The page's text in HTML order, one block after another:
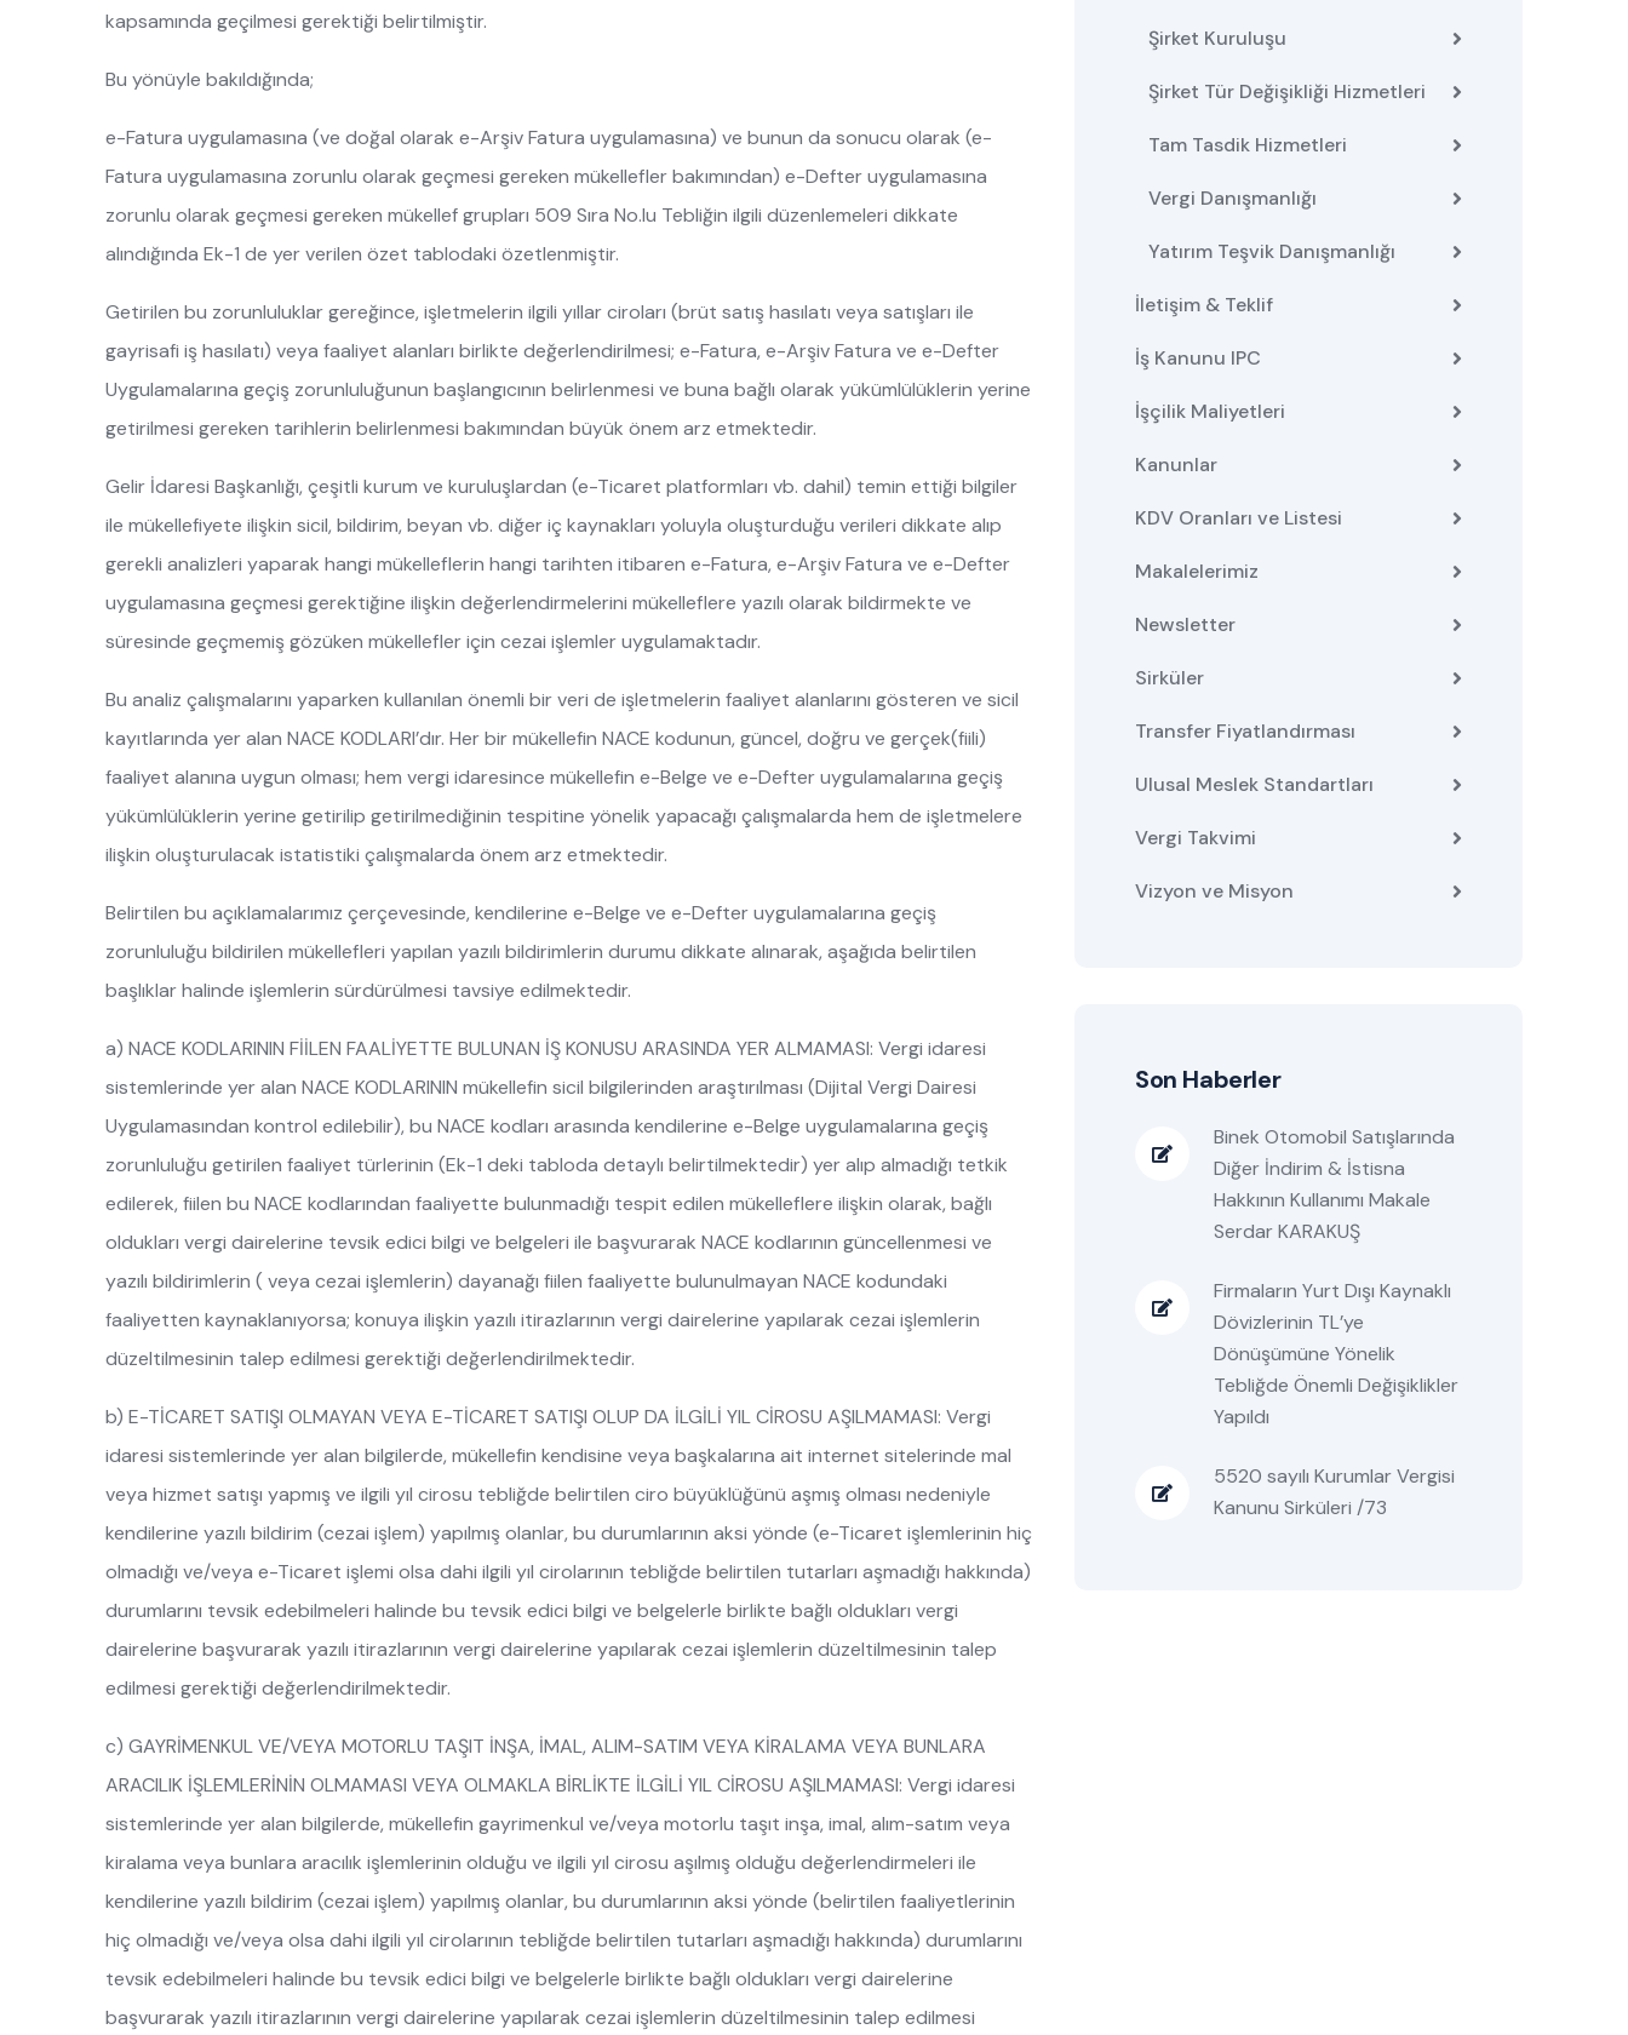
kapsamında geçilmesi gerektiği belirtilmiştir.
Bu yönüyle bakıldığında;
e-Fatura uygulamasına (ve doğal olarak e-Arşiv Fatura uygulamasına) ve bunun da sonucu olarak (e-
Fatura uygulamasına zorunlu olarak geçmesi gereken mükellefler bakımından) e-Defter uygulamasına
zorunlu olarak geçmesi gereken mükellef grupları 509 Sıra No.lu Tebliğin ilgili düzenlemeleri dikkate
alındığında Ek-1 de yer verilen özet tablodaki özetlenmiştir.
Getirilen bu zorunluluklar gereğince, işletmelerin ilgili yıllar ciroları (brüt satış hasılatı veya satışları ile
gayrisafi iş hasılatı) veya faaliyet alanları birlikte değerlendirilmesi; e-Fatura, e-Arşiv Fatura ve e-Defter
Uygulamalarına geçiş zorunluluğunun başlangıcının belirlenmesi ve buna bağlı olarak yükümlülüklerin yerine
getirilmesi gereken tarihlerin belirlenmesi bakımından büyük önem arz etmektedir.
Gelir İdaresi Başkanlığı, çeşitli kurum ve kuruluşlardan (e-Ticaret platformları vb. dahil) temin ettiği bilgiler
ile mükellefiyete ilişkin sicil, bildirim, beyan vb. diğer iç kaynakları yoluyla oluşturduğu verileri dikkate alıp
gerekli analizleri yaparak hangi mükelleflerin hangi tarihten itibaren e-Fatura, e-Arşiv Fatura ve e-Defter
uygulamasına geçmesi gerektiğine ilişkin değerlendirmelerini mükelleflere yazılı olarak bildirmekte ve
süresinde geçmemiş gözüken mükellefler için cezai işlemler uygulamaktadır.
Bu analiz çalışmalarını yaparken kullanılan önemli bir veri de işletmelerin faaliyet alanlarını gösteren ve sicil
kayıtlarında yer alan NACE KODLARI’dır. Her bir mükellefin NACE kodunun, güncel, doğru ve gerçek(fiili)
faaliyet alanına uygun olması; hem vergi idaresince mükellefin e-Belge ve e-Defter uygulamalarına geçiş
yükümlülüklerin yerine getirilip getirilmediğinin tespitine yönelik yapacağı çalışmalarda hem de işletmelere
ilişkin oluşturulacak istatistiki çalışmalarda önem arz etmektedir.
Belirtilen bu açıklamalarımız çerçevesinde, kendilerine e-Belge ve e-Defter uygulamalarına geçiş
zorunluluğu bildirilen mükellefleri yapılan yazılı bildirimlerin durumu dikkate alınarak, aşağıda belirtilen
başlıklar halinde işlemlerin sürdürülmesi tavsiye edilmektedir.
a) NACE KODLARININ FİİLEN FAALİYETTE BULUNAN İŞ KONUSU ARASINDA YER ALMAMASI: Vergi idaresi
sistemlerinde yer alan NACE KODLARININ mükellefin sicil bilgilerinden araştırılması (Dijital Vergi Dairesi
Uygulamasından kontrol edilebilir), bu NACE kodları arasında kendilerine e-Belge uygulamalarına geçiş
zorunluluğu getirilen faaliyet türlerinin (Ek-1 deki tabloda detaylı belirtilmektedir) yer alıp almadığı tetkik
edilerek, fiilen bu NACE kodlarından faaliyette bulunmadığı tespit edilen mükelleflere ilişkin olarak, bağlı
oldukları vergi dairelerine tevsik edici bilgi ve belgeleri ile başvurarak NACE kodlarının güncellenmesi ve
yazılı bildirimlerin ( veya cezai işlemlerin) dayanağı fiilen faaliyette bulunulmayan NACE kodundaki
faaliyetten kaynaklanıyorsa; konuya ilişkin yazılı itirazlarının vergi dairelerine yapılarak cezai işlemlerin
düzeltilmesinin talep edilmesi gerektiği değerlendirilmektedir.
b) E-TİCARET SATIŞI OLMAYAN VEYA E-TİCARET SATIŞI OLUP DA İLGİLİ YIL CİROSU AŞILMAMASI: Vergi
idaresi sistemlerinde yer alan bilgilerde, mükellefin kendisine veya başkalarına ait internet sitelerinde mal
veya hizmet satışı yapmış ve ilgili yıl cirosu tebliğde belirtilen ciro büyüklüğünü aşmış olması nedeniyle
kendilerine yazılı bildirim (cezai işlem) yapılmış olanlar, bu durumlarının aksi yönde (e-Ticaret işlemlerinin hiç
olmadığı ve/veya e-Ticaret işlemi olsa dahi ilgili yıl cirolarının tebliğde belirtilen tutarları aşmadığı hakkında)
durumlarını tevsik edebilmeleri halinde bu tevsik edici bilgi ve belgelerle birlikte bağlı oldukları vergi
dairelerine başvurarak yazılı itirazlarının vergi dairelerine yapılarak cezai işlemlerin düzeltilmesinin talep
edilmesi gerektiği değerlendirilmektedir.
c) GAYRİMENKUL VE/VEYA MOTORLU TAŞIT İNŞA, İMAL, ALIM-SATIM VEYA KİRALAMA VEYA BUNLARA
ARACILIK İŞLEMLERİNİN OLMAMASI VEYA OLMAKLA BİRLİKTE İLGİLİ YIL CİROSU AŞILMAMASI: Vergi idaresi
sistemlerinde yer alan bilgilerde, mükellefin gayrimenkul ve/veya motorlu taşıt inşa, imal, alım-satım veya
kiralama veya bunlara aracılık işlemlerinin olduğu ve ilgili yıl cirosu aşılmış olduğu değerlendirmeleri ile
kendilerine yazılı bildirim (cezai işlem) yapılmış olanlar, bu durumlarının aksi yönde (belirtilen faaliyetlerinin
hiç olmadığı ve/veya olsa dahi ilgili yıl cirolarının tebliğde belirtilen tutarları aşmadığı hakkında) durumlarını
tevsik edebilmeleri halinde bu tevsik edici bilgi ve belgelerle birlikte bağlı oldukları vergi dairelerine
başvurarak yazılı itirazlarının vergi dairelerine yapılarak cezai işlemlerin düzeltilmesinin talep edilmesi
Şirket Kuruluşu
Şirket Tür Değişikliği Hizmetleri
Tam Tasdik Hizmetleri
Vergi Danışmanlığı
Yatırım Teşvik Danışmanlığı
İletişim & Teklif
İş Kanunu IPC
İşçilik Maliyetleri
Kanunlar
KDV Oranları ve Listesi
Makalelerimiz
Newsletter
Sirküler
Transfer Fiyatlandırması
Ulusal Meslek Standartları
Vergi Takvimi
Vizyon ve Misyon
Son Haberler
Binek Otomobil Satışlarında
Diğer İndirim & İstisna
Hakkının Kullanımı Makale
Serdar KARAKUŞ
Firmaların Yurt Dışı Kaynaklı
Dövizlerinin TL’ye
Dönüşümüne Yönelik
Tebliğde Önemli Değişiklikler
Yapıldı
5520 sayılı Kurumlar Vergisi
Kanunu Sirküleri /73